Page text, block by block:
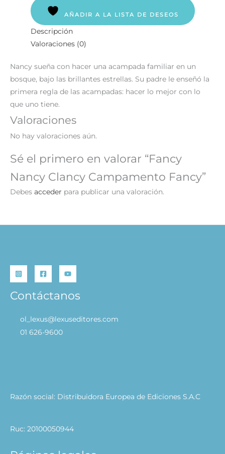
AÑADIR A LA LISTA DE DESEOS
Descripción
Valoraciones (0)
Nancy sueña con hacer una acampada familiar en un
bosque, bajo las brillantes estrellas. Su padre le enseñó la
primera regla de las acampadas: hacer lo mejor con lo
que uno tiene.
Valoraciones
No hay valoraciones aún.
Sé el primero en valorar “Fancy
Nancy Clancy Campamento Fancy”
Debes acceder para publicar una valoración.
Contáctanos
ol_lexus@lexuseditores.com
01 626-9600
Razón social: Distribuidora Europea de Ediciones S.A.C
Ruc: 20100050944